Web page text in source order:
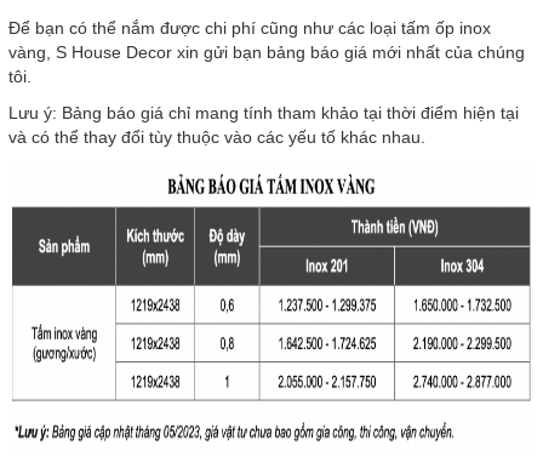
Để bạn có thể nắm được chi phí cũng như các loại tấm ốp inox
vàng, S House Decor xin gửi bạn bảng báo giá mới nhất của chúng
tôi.
Lưu ý: Bảng báo giá chỉ mang tính tham khảo tại thời điểm hiện tại
và có thể thay đổi tùy thuộc vào các yếu tố khác nhau.